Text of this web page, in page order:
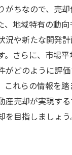
がちなので、売
、地域特有の動
況や新たな開発
。さらに、市場
がどのように評
これらの情報を
産売却が実現す
目指しましょう